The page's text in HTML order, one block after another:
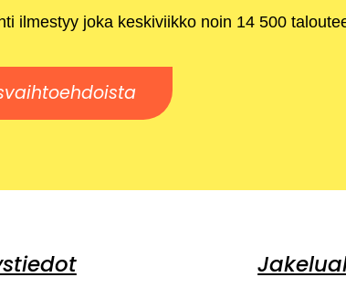
ilmestyy joka keskiviikko noin 14 500